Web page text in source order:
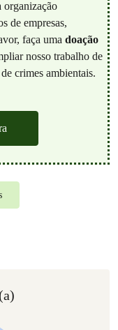
organização
de empresas,
faça uma doação
nosso trabalho de
crimes ambientais.